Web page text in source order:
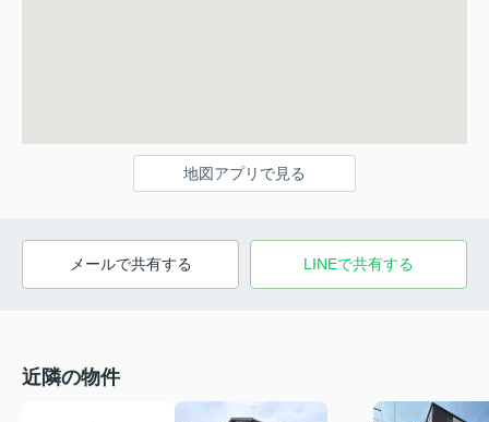
地図アプリで見る
メールで共有する LINEで共有する
近隣の物件